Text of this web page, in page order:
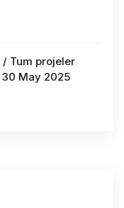
/ Tum projeler
May 2025